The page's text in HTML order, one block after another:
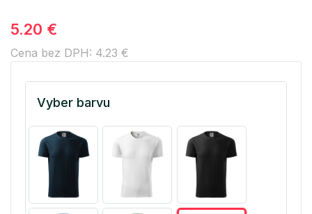
5.20 €
Cena bez DPH: 4.23 €
Vyber barvu